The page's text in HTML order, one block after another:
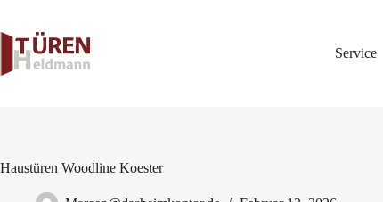
springen
Service
Haustüren Woodline Koester